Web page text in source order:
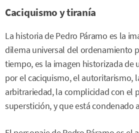
Caciquismo y tiranía
La historia de Pedro Páramo es la
dilema universal del ordenamiento
tiempo, es la imagen historizada de
por el caciquismo, el autoritarismo,
arbitrariedad, la complicidad con el
superstición, y que está condenado